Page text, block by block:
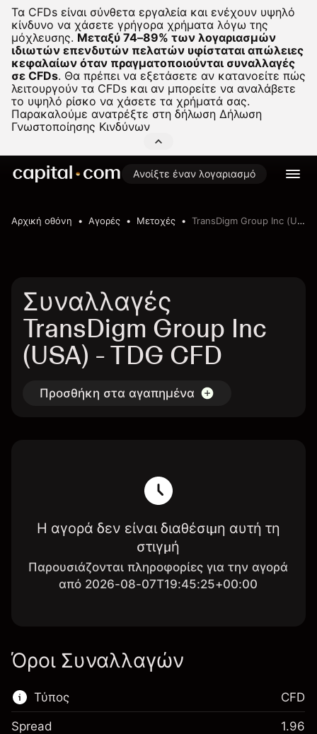
Τα CFDs είναι σύνθετα εργαλεία και ενέχουν υψηλό
κίνδυνο να χάσετε γρήγορα χρήματα λόγω της
μόχλευσης. Μεταξύ 74–89% των λογαριασμών
ιδιωτών επενδυτών πελατών υφίσταται απώλειες
κεφαλαίων όταν πραγματοποιούνται συναλλαγές
σε CFDs. Θα πρέπει να εξετάσετε αν κατανοείτε πώς
λειτουργούν τα CFDs και αν μπορείτε να αναλάβετε
το υψηλό ρίσκο να χάσετε τα χρήματά σας.
Παρακαλούμε ανατρέξτε στη δήλωση Δήλωση
Γνωστοποίησης Κινδύνων
Ανοίξτε έναν λογαριασμό
Αρχική οθόνη Αγορές Μετοχές TransDigm Group Inc (USA)
Συναλλαγές
TransDigm Group Inc
(USA) - TDG CFD
Προσθήκη στα αγαπημένα
Η αγορά δεν είναι διαθέσιμη αυτή τη
στιγμή
Παρουσιάζονται πληροφορίες για την αγορά
από 2026-08-07T19:45:25+00:00
Όροι Συναλλαγών
Τύπος CFD
Spread 1.96